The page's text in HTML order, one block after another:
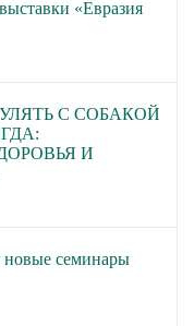
«Евразия
С СОБАКОЙ
И
новые семинары